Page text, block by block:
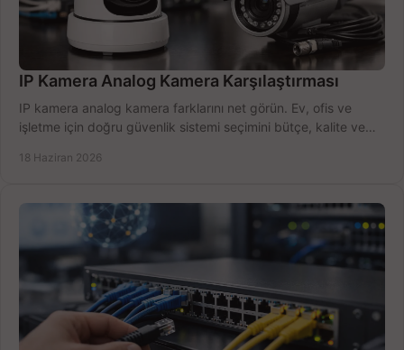
IP Kamera Analog Kamera Karşılaştırması
IP kamera analog kamera farklarını net görün. Ev, ofis ve
işletme için doğru güvenlik sistemi seçimini bütçe, kalite ve
18 Haziran 2026